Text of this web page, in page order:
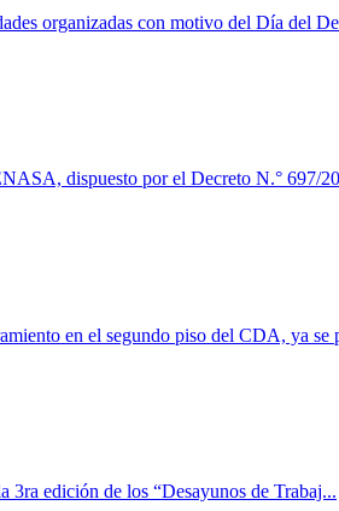
organizadas con motivo del Día del
dispuesto por el Decreto N.° 697/
en el segundo piso del CDA, ya se
3ra edición de los “Desayunos de Trabaj...